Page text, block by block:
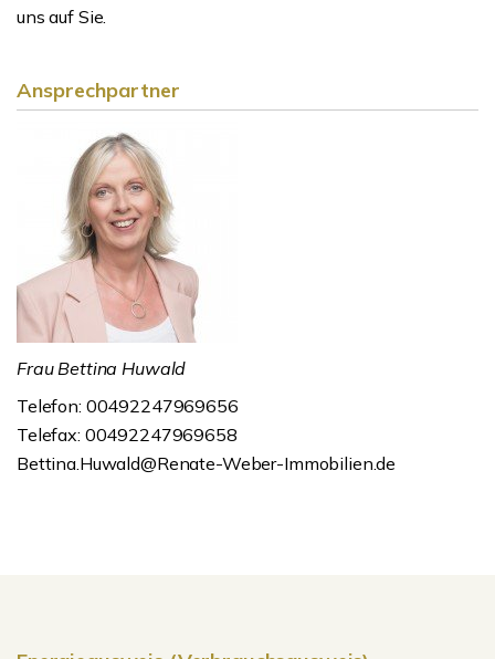
uns auf Sie.
Ansprechpartner
Frau Bettina Huwald
Telefon: 00492247969656
Telefax: 00492247969658
Bettina.Huwald@Renate-Weber-Immobilien.de